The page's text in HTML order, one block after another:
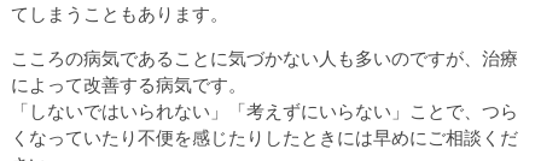
てしまうこともあります。
こころの病気であることに気づかない人も多いのですが、治療
によって改善する病気です。
「しないではいられない」「考えずにいらない」ことで、つら
くなっていたり不便を感じたりしたときには早めにご相談くだ